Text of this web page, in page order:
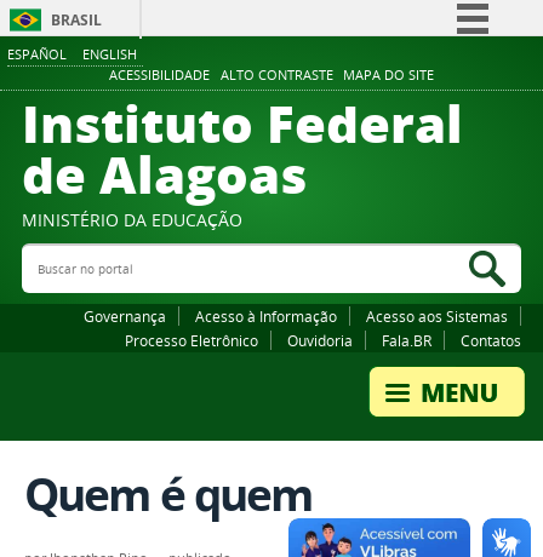
ESPAÑOL ENGLISH
ACESSIBILIDADE ALTO CONTRASTE MAPA DO SITE
BRASIL
Comunica BR
Participe
Canais
Instituto Federal
de Alagoas
MINISTÉRIO DA EDUCAÇÃO
Buscar no portal
Governança Acesso à Informação
Acesso aos Sistemas
Processo Eletrônico
Ouvidoria Fala.BR Contatos
Quem é quem